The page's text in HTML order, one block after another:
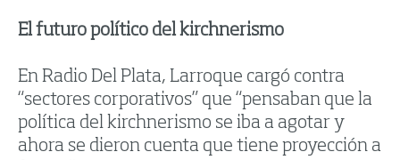
El futuro político del kirchnerismo
En Radio Del Plata, Larroque cargó contra
“sectores corporativos” que “pensaban que la
política del kirchnerismo se iba a agotar y
ahora se dieron cuenta que tiene proyección a